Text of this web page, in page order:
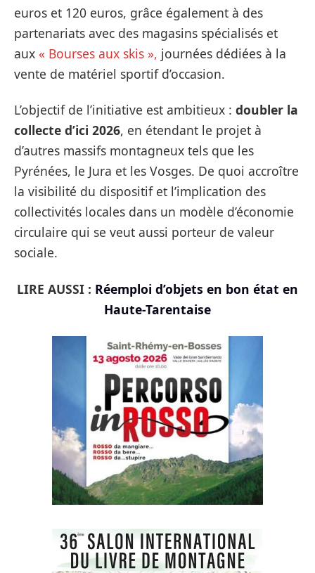
euros et 120 euros, grâce également à des
partenariats avec des magasins spécialisés et
aux « Bourses aux skis », journées dédiées à la
vente de matériel sportif d’occasion.
L’objectif de l’initiative est ambitieux : doubler la
collecte d’ici 2026, en étendant le projet à
d’autres massifs montagneux tels que les
Pyrénées, le Jura et les Vosges. De quoi accroître
la visibilité du dispositif et l’implication des
collectivités locales dans un modèle d’économie
circulaire qui se veut aussi porteur de valeur
sociale.
LIRE AUSSI : Réemploi d’objets en bon état en
Haute-Tarentaise